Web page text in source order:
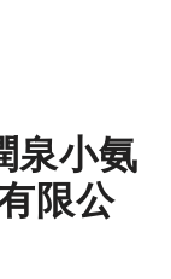
泉小氨
限公